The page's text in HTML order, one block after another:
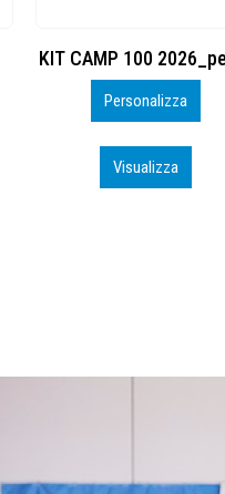
BSK600 – 5139960
Personalizza
Visualizza